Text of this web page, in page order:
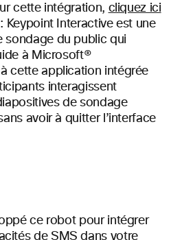
cette intégration, cliquez ici
: Keypoint Interactive est une
sondage du public qui
à Microsoft®
cette application intégrée
interagissent
de sondage
avoir à quitter l’interface
ce robot pour intégrer
de SMS dans votre